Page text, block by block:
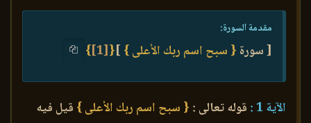
مقدمة السورة:
[ سورة { سبح اسم ربك الأعلى } ]
{
[1]
}
الآية 1 : قوله تعالى : { سبح اسم ربك الأعلى } قيل فيه